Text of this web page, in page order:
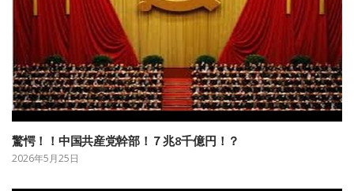
驚愕！！中国共産党幹部！７兆8千億円！？
2026年5月25日